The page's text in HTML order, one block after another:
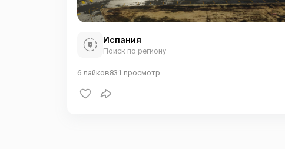
Испания
Поиск по региону
6 лайков831 просмотр